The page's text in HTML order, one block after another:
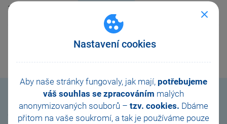
Nastavení cookies
Aby naše stránky fungovaly, jak mají, potřebujeme
váš souhlas se zpracováním malých
anonymizovaných souborů – tzv. cookies. Dbáme
přitom na vaše soukromí, a tak je používáme pouze
15. 10. 2026
Smluvní podmínky